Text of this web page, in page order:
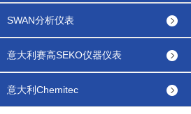
SWAN分析仪表
意大利赛高SEKO仪器仪表
意大利Chemitec